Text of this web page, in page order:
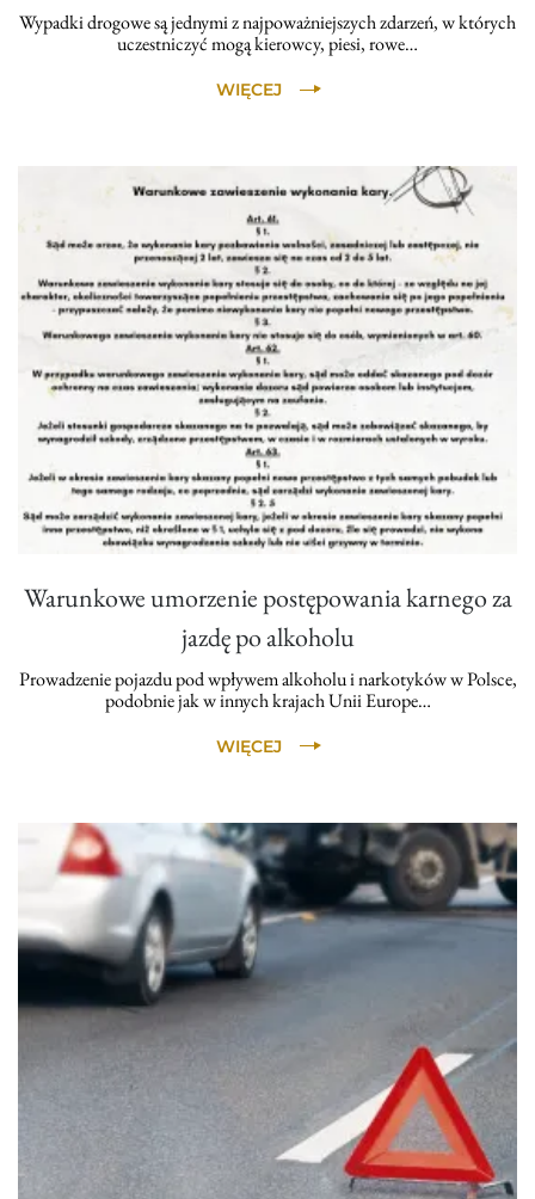
Wypadki drogowe są jednymi z najpoważniejszych zdarzeń, w których
uczestniczyć mogą kierowcy, piesi, rowe…
WIĘCEJ
Warunkowe umorzenie postępowania karnego za
jazdę po alkoholu
Prowadzenie pojazdu pod wpływem alkoholu i narkotyków w Polsce,
podobnie jak w innych krajach Unii Europe…
WIĘCEJ